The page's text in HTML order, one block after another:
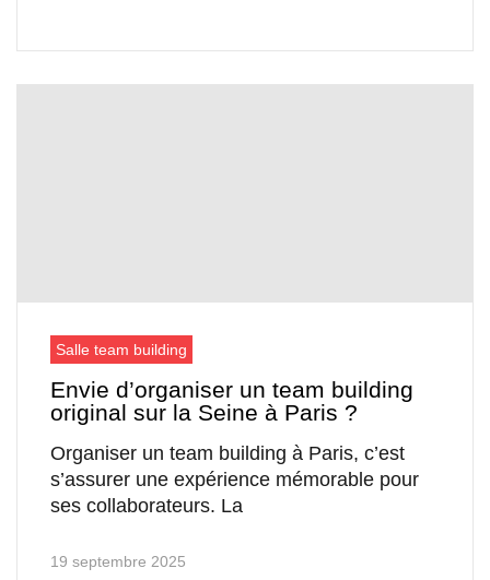
Salle team building
Envie d’organiser un team building
original sur la Seine à Paris ?
Organiser un team building à Paris, c’est
s’assurer une expérience mémorable pour
ses collaborateurs. La
19 septembre 2025